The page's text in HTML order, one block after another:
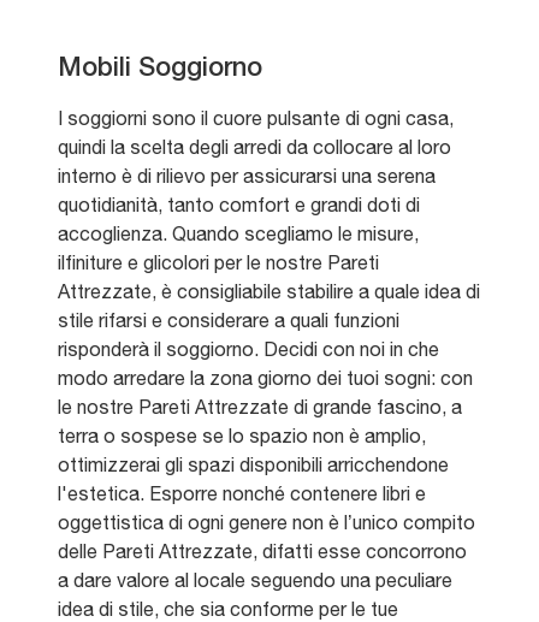
Mobili Soggiorno
I soggiorni sono il cuore pulsante di ogni casa,
quindi la scelta degli arredi da collocare al loro
interno è di rilievo per assicurarsi una serena
quotidianità, tanto comfort e grandi doti di
accoglienza. Quando scegliamo le misure,
ilfiniture e glicolori per le nostre Pareti
Attrezzate, è consigliabile stabilire a quale idea di
stile rifarsi e considerare a quali funzioni
risponderà il soggiorno. Decidi con noi in che
modo arredare la zona giorno dei tuoi sogni: con
le nostre Pareti Attrezzate di grande fascino, a
terra o sospese se lo spazio non è amplio,
ottimizzerai gli spazi disponibili arricchendone
l'estetica. Esporre nonché contenere libri e
oggettistica di ogni genere non è l’unico compito
delle Pareti Attrezzate, difatti esse concorrono
a dare valore al locale seguendo una peculiare
idea di stile, che sia conforme per le tue